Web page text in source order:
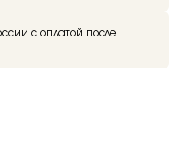
с оплатой после